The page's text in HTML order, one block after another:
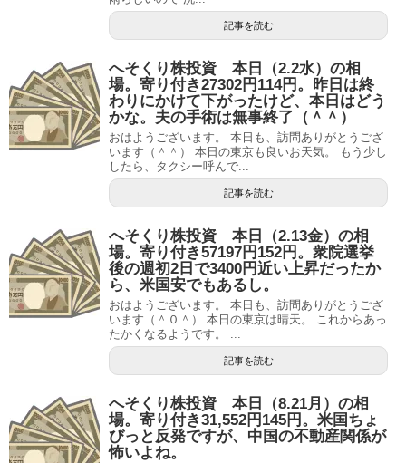
記事を読む
へそくり株投資 本日（2.2水）の相
場。寄り付き27302円114円。昨日は終
わりにかけて下がったけど、本日はどう
かな。夫の手術は無事終了（＾＾）
おはようございます。 本日も、訪問ありがとうござ
います（＾＾） 本日の東京も良いお天気。 もう少し
したら、タクシー呼んで...
記事を読む
へそくり株投資 本日（2.13金）の相
場。寄り付き57197円152円。衆院選挙
後の週初2日で3400円近い上昇だったか
ら、米国安でもあるし。
おはようございます。 本日も、訪問ありがとうござ
います（＾０＾） 本日の東京は晴天。 これからあっ
たかくなるようです。 ...
記事を読む
へそくり株投資 本日（8.21月）の相
場。寄り付き31,552円145円。米国ちょ
びっと反発ですが、中国の不動産関係が
怖いよね。